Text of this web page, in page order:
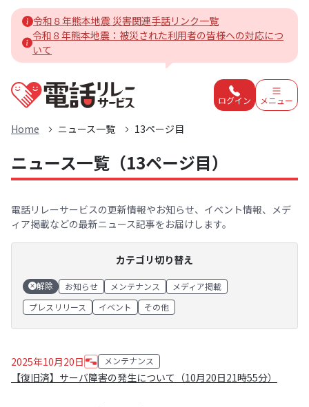
令和８年熊本地震 災害関連手話リンク一覧
令和８年熊本地震：被災された利用者の皆様への対応につ
いて
電話リレーサービスホーム ログイン メニュー
Home ニュース一覧 13ページ目
ニュース一覧（13ページ目）
電話リレーサービスの更新情報やお知らせ、イベント情報、メデ
ィア掲載などの最新ニュース記事をお届けします。
カテゴリ切り替え
解除 お知らせ メンテナンス
メディア掲載
プレスリリース
イベント その他
記事一覧
【復旧済】サーバ障害の発生について（10月20日21時55分）
2025年10月20日 カテゴリ:
メンテナンス